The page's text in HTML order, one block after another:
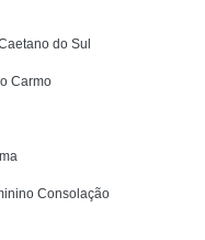
do Sul
Carmo
Consolação